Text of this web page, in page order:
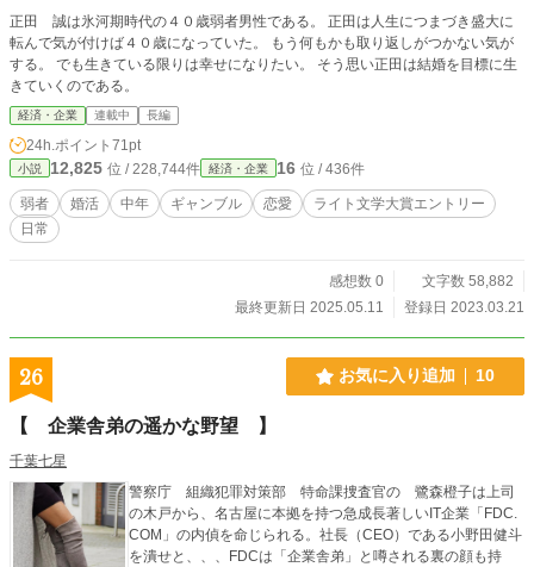
正田 誠は氷河期時代の４０歳弱者男性である。 正田は人生につまづき盛大に
転んで気が付けば４０歳になっていた。 もう何もかも取り返しがつかない気が
する。 でも生きている限りは幸せになりたい。 そう思い正田は結婚を目標に生
きていくのである。
経済・企業 連載中 長編
24h.ポイント 71pt
小説 12,825 位 / 228,744件 経済・企業 16 位 / 436件
弱者 婚活 中年 ギャンブル 恋愛
ライト文学大賞エントリー
日常
感想数 0
文字数 58,882
最終更新日 2025.05.11
登録日 2023.03.21
26 お気に入り追加 10
【 企業舎弟の遥かな野望 】
千葉七星
警察庁 組織犯罪対策部 特命課捜査官の 鷺森橙子は上司
の木戸から、名古屋に本拠を持つ急成長著しいIT企業「FDC.
COM」の内偵を命じられる。社長（CEO）である小野田健斗
を潰せと、、、FDCは「企業舎弟」と噂される裏の顔も持